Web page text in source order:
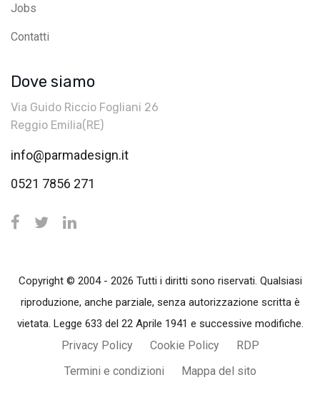
Jobs
Contatti
Dove siamo
Via Guido Riccio Fogliani 26
Reggio Emilia(RE)
info@parmadesign.it
0521 7856 271
Copyright © 2004 - 2026 Tutti i diritti sono riservati. Qualsiasi
riproduzione, anche parziale, senza autorizzazione scritta è
vietata. Legge 633 del 22 Aprile 1941 e successive modifiche.
Privacy Policy Cookie Policy
RDP
Termini e condizioni
Mappa del sito